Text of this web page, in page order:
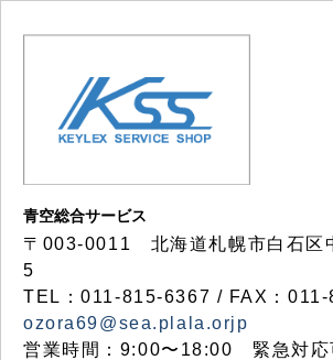
青空総合サービス
〒003-0011 北海道札幌市白石区
5
TEL：011-815-6367 / FAX：
ozora69@sea.plala.orjp
営業時間：9:00〜18:00 緊急対応